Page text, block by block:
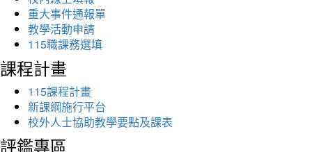
重大事件通報單
教學活動申請
115職課務選填
課程計畫
115課程計畫
新課綱施行平台
校外人士協助教學要點及課表
評鑑專區